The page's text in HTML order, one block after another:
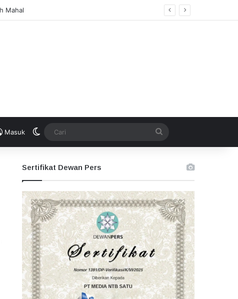
Masuk Switch skin
Sertifikat Dewan Pers